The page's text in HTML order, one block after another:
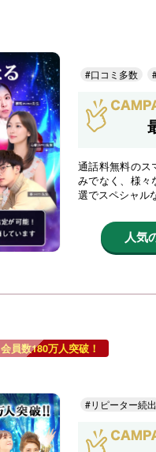
#口コミ多数
通話料無料のス
みでなく、様々
選でスペシャル
人気
会員数180万人突破！
#リピーター続出